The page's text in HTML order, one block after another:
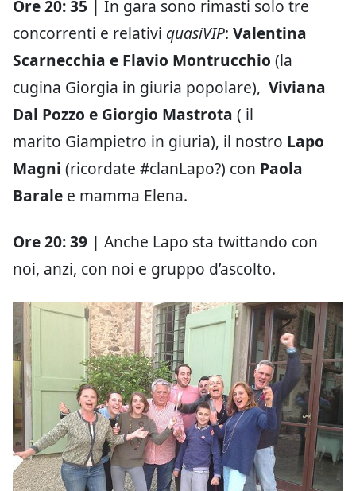
Ore 20: 35 | In gara sono rimasti solo tre
concorrenti e relativi quasiVIP: Valentina
Scarnecchia e Flavio Montrucchio (la
cugina Giorgia in giuria popolare), Viviana
Dal Pozzo e Giorgio Mastrota ( il
marito Giampietro in giuria), il nostro Lapo
Magni (ricordate #clanLapo?) con Paola
Barale e mamma Elena.
Ore 20: 39 | Anche Lapo sta twittando con
noi, anzi, con noi e gruppo d’ascolto.